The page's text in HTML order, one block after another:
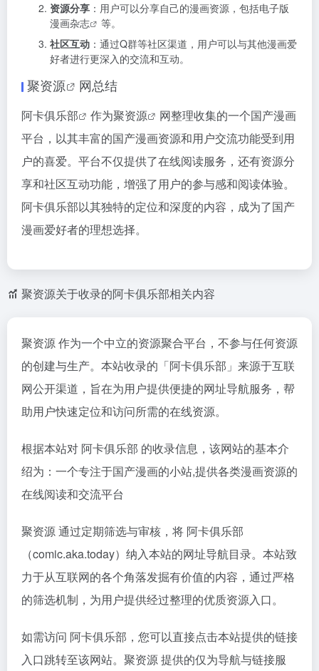
资源分享 ：用户可以分享自己的漫画资源，包括电子版
漫画杂志
等。
社区互动 ：通过Q群等社区渠道，用户可以与其他漫画爱
好者进行更深入的交流和互动。
聚资源 网总结
阿卡俱乐部 作为聚资源
网整理收集的一个国产漫画
平台，以其丰富的国产漫画资源和用户交流功能受到用
户的喜爱。平台不仅提供了在线阅读服务，还有资源分
享和社区互动功能，增强了用户的参与感和阅读体验。
阿卡俱乐部以其独特的定位和深度的内容，成为了国产
漫画爱好者的理想选择。
聚资源关于收录的阿卡俱乐部相关内容
聚资源 作为一个中立的资源聚合平台，不参与任何资源
的创建与生产。本站收录的「阿卡俱乐部」来源于互联
网公开渠道，旨在为用户提供便捷的网址导航服务，帮
助用户快速定位和访问所需的在线资源。
根据本站对 阿卡俱乐部 的收录信息，该网站的基本介
绍为：一个专注于国产漫画的小站,提供各类漫画资源的
在线阅读和交流平台
聚资源 通过定期筛选与审核，将 阿卡俱乐部
（comic.aka.today）纳入本站的网址导航目录。本站致
力于从互联网的各个角落发掘有价值的内容，通过严格
的筛选机制，为用户提供经过整理的优质资源入口。
如需访问 阿卡俱乐部，您可以直接点击本站提供的链接
入口跳转至该网站。聚资源 提供的仅为导航与链接服